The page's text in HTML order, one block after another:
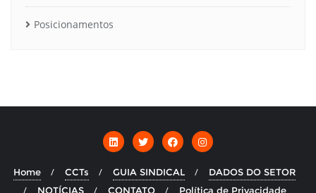
Posicionamentos
Home CCTs GUIA SINDICAL
DADOS DO SETOR
NOTÍCIAS
CONTATO Política de Privacidade